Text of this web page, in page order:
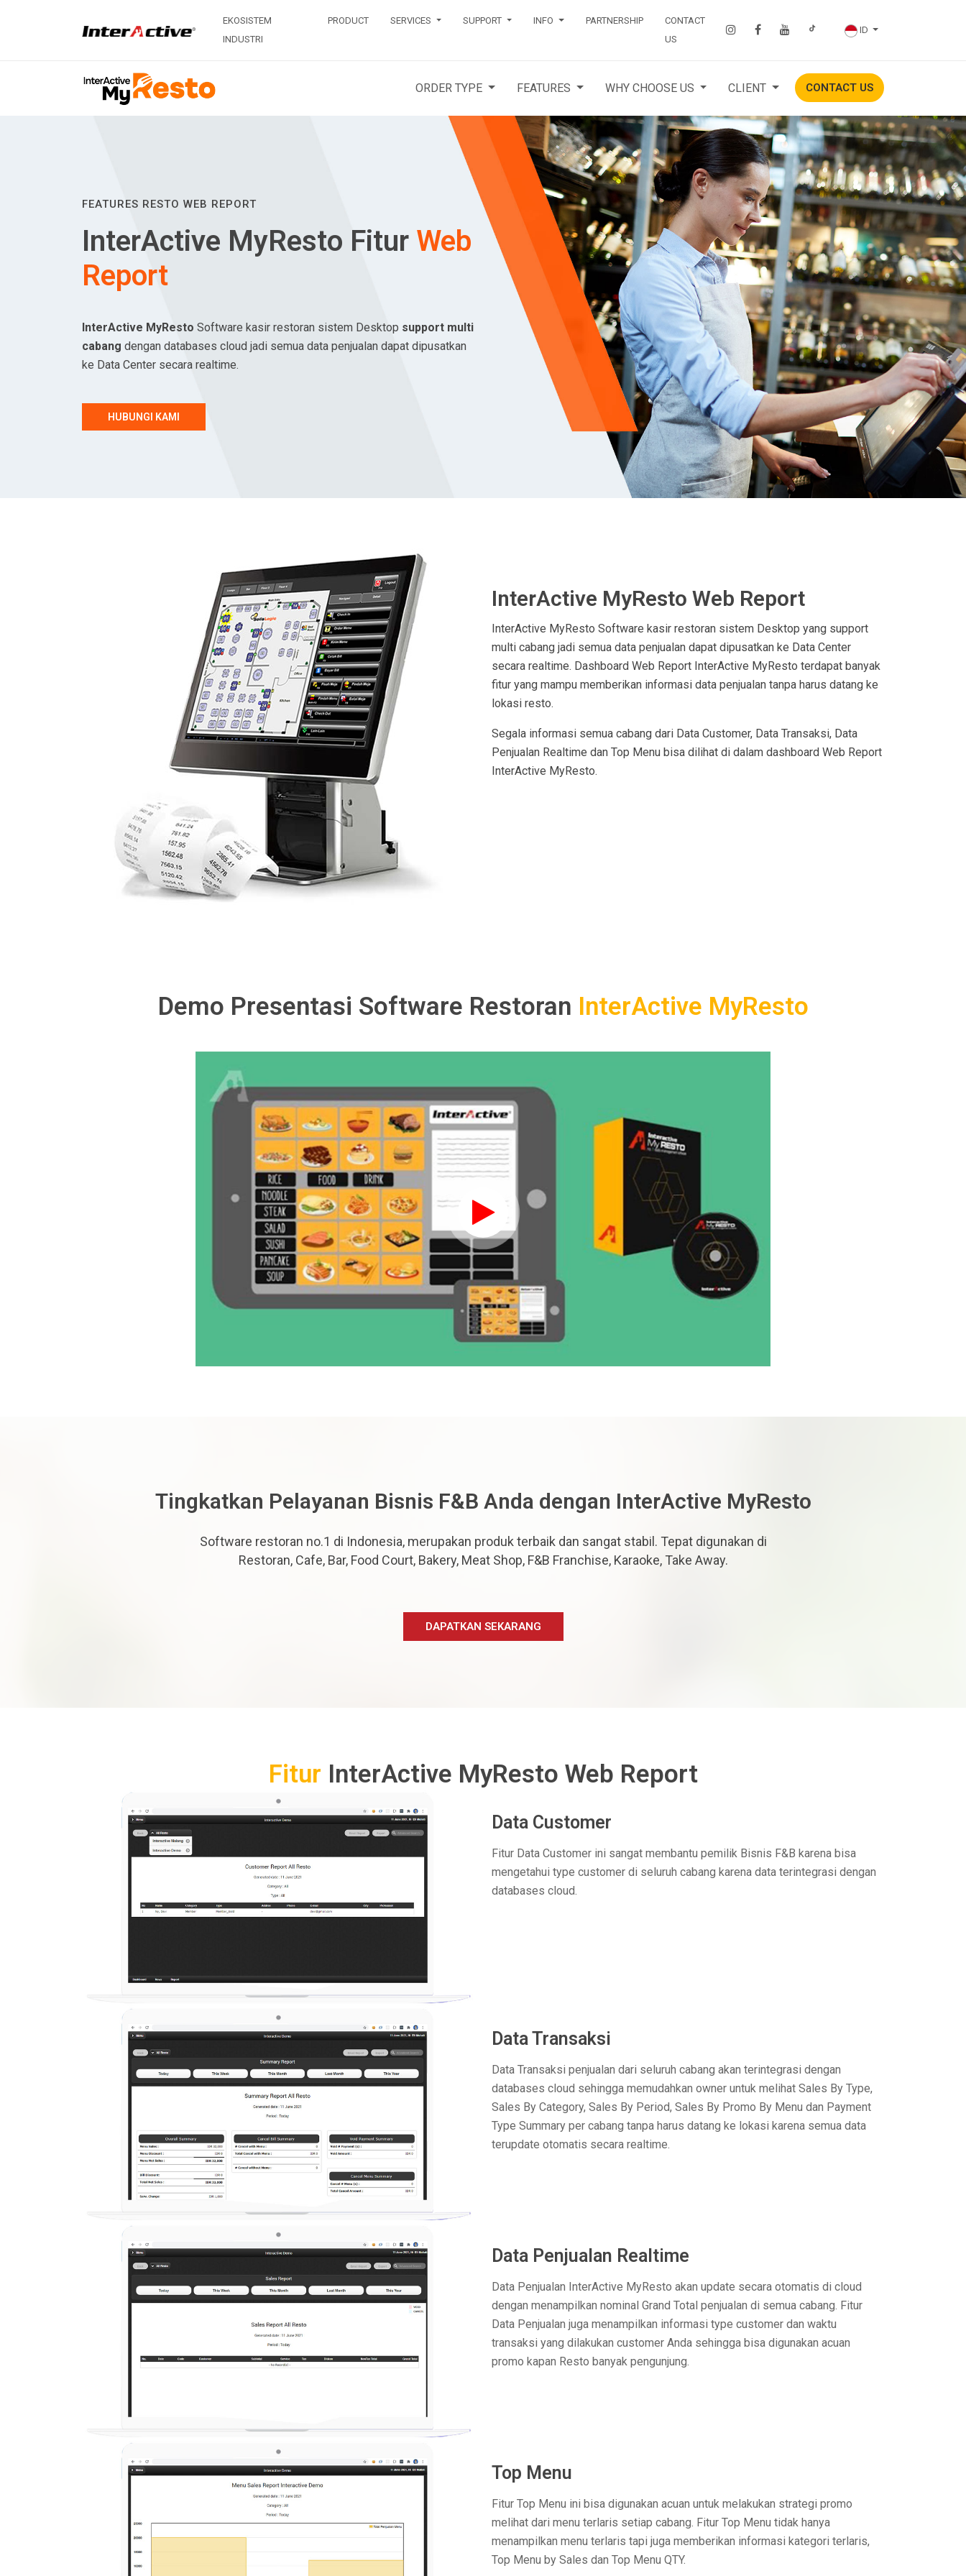
EKOSISTEM
INDUSTRI
PRODUCT SERVICES SUPPORT INFO PARTNERSHIP
CONTACT
US
ID
ORDER TYPE FEATURES WHY CHOOSE US CLIENT CONTACT US
FEATURES RESTO WEB REPORT
InterActive MyResto Fitur Web
Report
InterActive MyResto Software kasir restoran sistem Desktop support multi
cabang dengan databases cloud jadi semua data penjualan dapat dipusatkan
ke Data Center secara realtime.
HUBUNGI KAMI
InterActive MyResto Web Report
InterActive MyResto Software kasir restoran sistem Desktop yang support
multi cabang jadi semua data penjualan dapat dipusatkan ke Data Center
secara realtime. Dashboard Web Report InterActive MyResto terdapat banyak
fitur yang mampu memberikan informasi data penjualan tanpa harus datang ke
lokasi resto.
Segala informasi semua cabang dari Data Customer, Data Transaksi, Data
Penjualan Realtime dan Top Menu bisa dilihat di dalam dashboard Web Report
InterActive MyResto.
Demo Presentasi Software Restoran InterActive MyResto
Tingkatkan Pelayanan Bisnis F&B Anda dengan InterActive MyResto
Software restoran no.1 di Indonesia, merupakan produk terbaik dan sangat stabil. Tepat digunakan di
Restoran, Cafe, Bar, Food Court, Bakery, Meat Shop, F&B Franchise, Karaoke, Take Away.
DAPATKAN SEKARANG
Fitur InterActive MyResto Web Report
Data Customer
Fitur Data Customer ini sangat membantu pemilik Bisnis F&B karena bisa
mengetahui type customer di seluruh cabang karena data terintegrasi dengan
databases cloud.
Data Transaksi
Data Transaksi penjualan dari seluruh cabang akan terintegrasi dengan
databases cloud sehingga memudahkan owner untuk melihat Sales By Type,
Sales By Category, Sales By Period, Sales By Promo By Menu dan Payment
Type Summary per cabang tanpa harus datang ke lokasi karena semua data
terupdate otomatis secara realtime.
Data Penjualan Realtime
Data Penjualan InterActive MyResto akan update secara otomatis di cloud
dengan menampilkan nominal Grand Total penjualan di semua cabang. Fitur
Data Penjualan juga menampilkan informasi type customer dan waktu
transaksi yang dilakukan customer Anda sehingga bisa digunakan acuan
promo kapan Resto banyak pengunjung.
Top Menu
Fitur Top Menu ini bisa digunakan acuan untuk melakukan strategi promo
melihat dari menu terlaris setiap cabang. Fitur Top Menu tidak hanya
menampilkan menu terlaris tapi juga memberikan informasi kategori terlaris,
Top Menu by Sales dan Top Menu QTY.